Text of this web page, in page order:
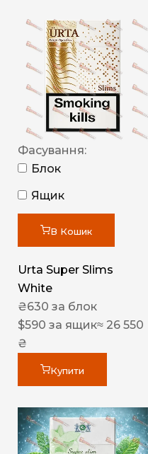
Фасування:
Блок
Ящик
В Кошик
Urta Super Slims
White
₴630 за блок
$590 за ящик≈ 26 550
₴
Купити